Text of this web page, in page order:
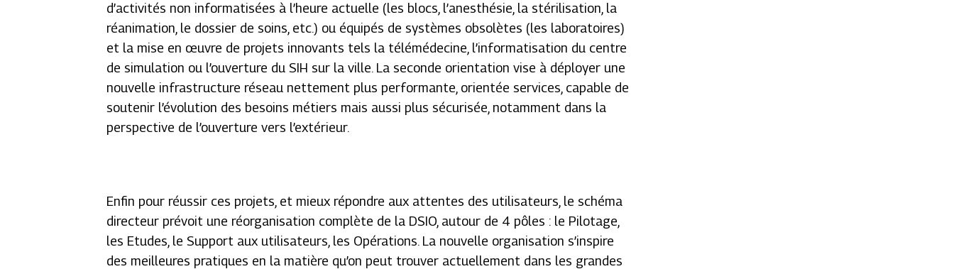
d’activités non informatisées à l’heure actuelle (les blocs, l’anesthésie, la stérilisation, la
réanimation, le dossier de soins, etc.) ou équipés de systèmes obsolètes (les laboratoires)
et la mise en œuvre de projets innovants tels la télémédecine, l’informatisation du centre
de simulation ou l’ouverture du SIH sur la ville. La seconde orientation vise à déployer une
nouvelle infrastructure réseau nettement plus performante, orientée services, capable de
soutenir l’évolution des besoins métiers mais aussi plus sécurisée, notamment dans la
perspective de l’ouverture vers l’extérieur.
Enfin pour réussir ces projets, et mieux répondre aux attentes des utilisateurs, le schéma
directeur prévoit une réorganisation complète de la DSIO, autour de 4 pôles : le Pilotage,
les Etudes, le Support aux utilisateurs, les Opérations. La nouvelle organisation s’inspire
des meilleures pratiques en la matière qu’on peut trouver actuellement dans les grandes